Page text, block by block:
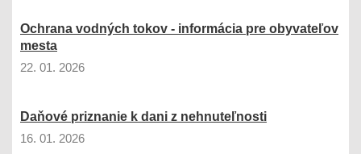
Ochrana vodných tokov - informácia pre obyvateľov
mesta
22. 01. 2026
Daňové priznanie k dani z nehnuteľnosti
16. 01. 2026